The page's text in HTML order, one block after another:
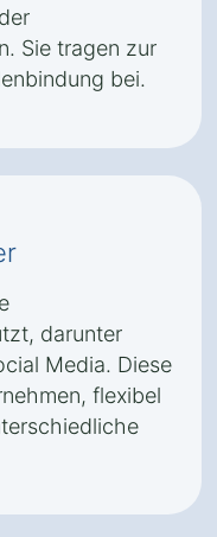
Sie tragen zur
bei.
darunter
Media. Diese
flexibel